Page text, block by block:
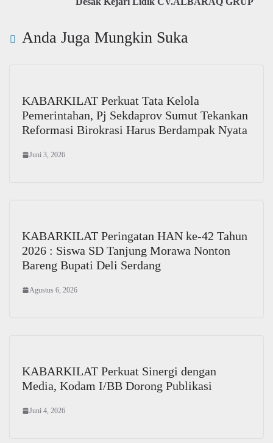
Anda Juga Mungkin Suka
KABARKILAT Perkuat Tata Kelola
Pemerintahan, Pj Sekdaprov Sumut Tekankan
Reformasi Birokrasi Harus Berdampak Nyata
Juni 3, 2026
KABARKILAT Peringatan HAN ke-42 Tahun
2026 : Siswa SD Tanjung Morawa Nonton
Bareng Bupati Deli Serdang
Agustus 6, 2026
KABARKILAT Perkuat Sinergi dengan
Media, Kodam I/BB Dorong Publikasi
Juni 4, 2026